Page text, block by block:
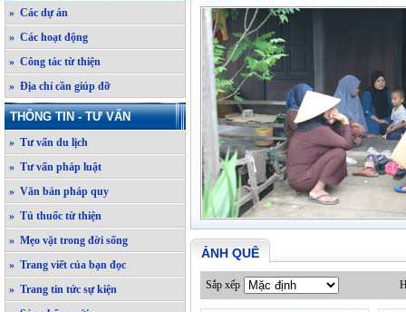
» Các dự án
» Các hoạt động
» Công tác từ thiện
» Địa chỉ cần giúp đỡ
THÔNG TIN - TƯ VẤN
» Tư vấn du lịch
» Tư vấn pháp luật
» Văn bản pháp quy
» Tủ thuốc từ thiện
» Mẹo vặt trong đời sống
» Trang viết của bạn đọc
» Trang tin tức sự kiện
ẢNH QUÊ
Sắp xếp